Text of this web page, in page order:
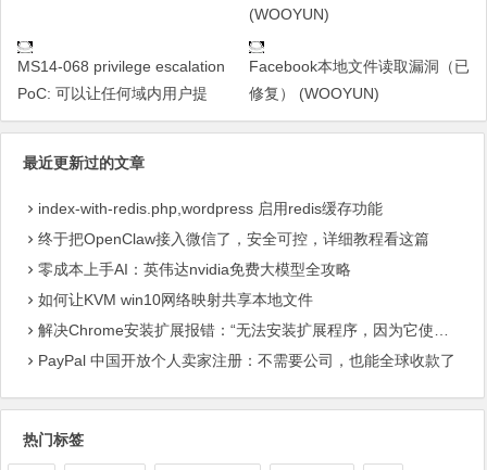
(WOOYUN)
MS14-068 privilege escalation
PoC: 可以让任何域内用户提
Facebook本地文件读取漏洞（已
修复） (WOOYUN)
最近更新过的文章
index-with-redis.php,wordpress 启用redis缓存功能
终于把OpenClaw接入微信了，安全可控，详细教程看这篇
零成本上手AI：英伟达nvidia免费大模型全攻略
如何让KVM win10网络映射共享本地文件
解决Chrome安装扩展报错：“无法安装扩展程序，因为它使用了不受支持的清单版本“
PayPal 中国开放个人卖家注册：不需要公司，也能全球收款了
热门标签